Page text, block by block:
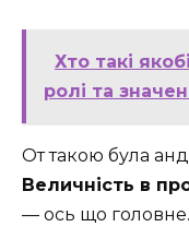
Хто такі
ролі та
От такою була
Величність в
— ось що головне.